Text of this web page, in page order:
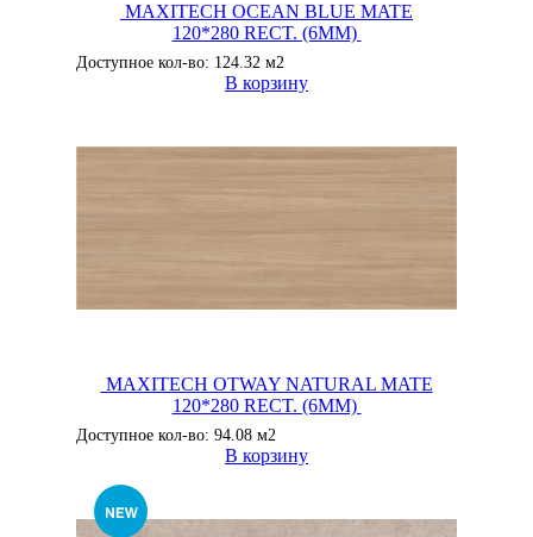
MAXITECH OCEAN BLUE MATE
120*280 RECT. (6MM)
Доступное кол-во: 124.32 м2
В корзину
MAXITECH OTWAY NATURAL MATE
120*280 RECT. (6MM)
Доступное кол-во: 94.08 м2
В корзину